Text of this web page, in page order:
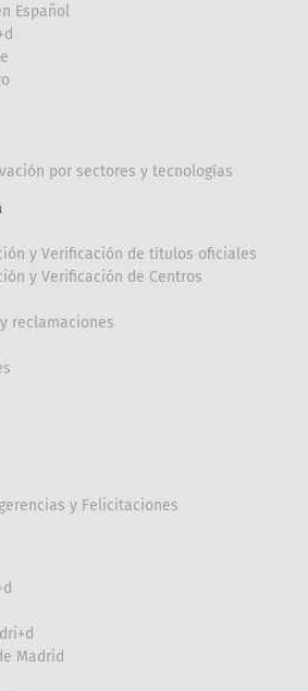
Español
por sectores y tecnologías
y Verificación de títulos oficiales
y Verificación de Centros
reclamaciones
y Felicitaciones
Madrid